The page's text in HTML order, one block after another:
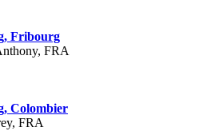
Fribourg
FRA
Colombier
FRA